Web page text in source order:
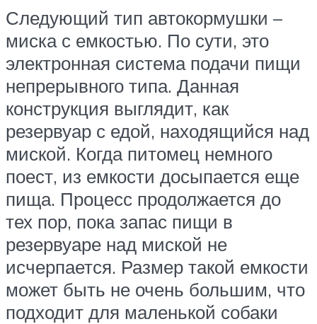
Следующий тип автокормушки –
миска с емкостью. По сути, это
электронная система подачи пищи
непрерывного типа. Данная
конструкция выглядит, как
резервуар с едой, находящийся над
миской. Когда питомец немного
поест, из емкости досыпается еще
пища. Процесс продолжается до
тех пор, пока запас пищи в
резервуаре над миской не
исчерпается. Размер такой емкости
может быть не очень большим, что
подходит для маленькой собаки